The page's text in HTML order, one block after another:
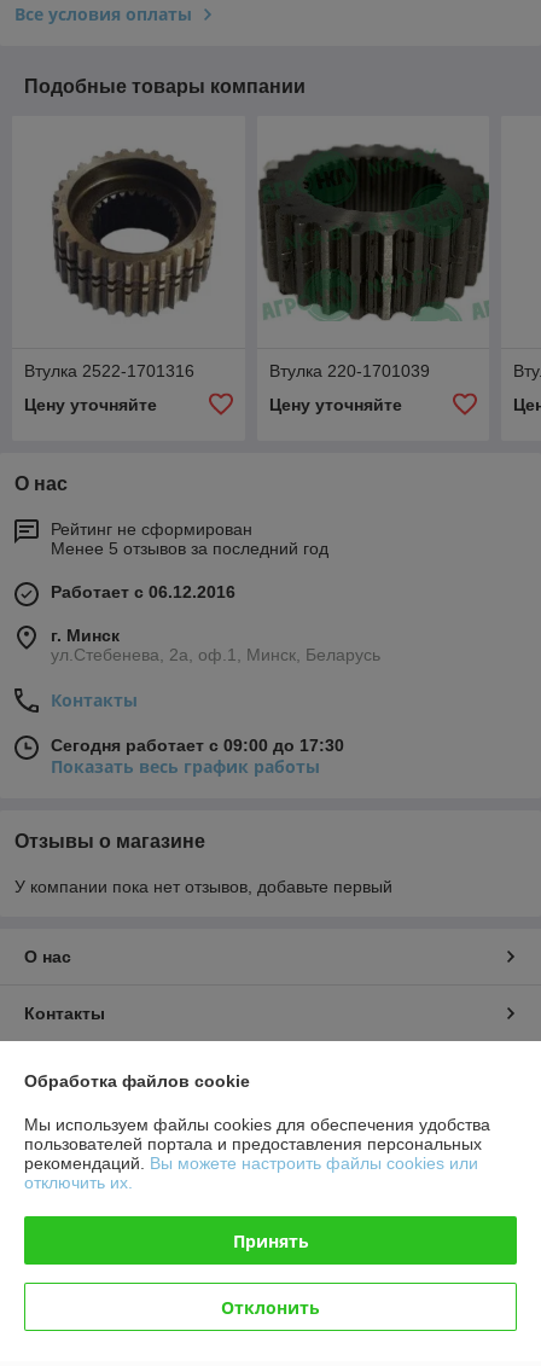
Все условия оплаты
Подобные товары компании
Втулка 2522-1701316
Цену уточняйте
Втулка 220-1701039
Цену уточняйте
О нас
Рейтинг не сформирован
Менее 5 отзывов за последний год
Работает с 06.12.2016
г. Минск
ул.Стебенева, 2а, оф.1, Минск, Беларусь
Контакты
Сегодня работает с 09:00 до 17:30
Показать весь график работы
Отзывы о магазине
У компании пока нет отзывов, добавьте первый
О нас
Контакты
Доставка и оплата
График работы
Полная версия сайта
Политика обработки cookies
Сайт создан на платформе Deal.by
Обработка файлов cookie
Мы используем файлы cookies для обеспечения удобства
пользователей портала и предоставления персональных
рекомендаций. Вы можете настроить файлы cookies или
отключить их.
Принять
Отклонить